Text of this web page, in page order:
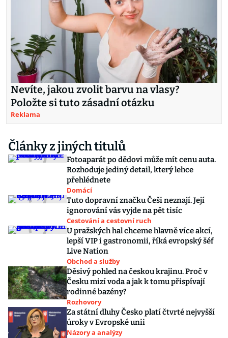
Nevíte, jakou zvolit barvu na vlasy?
Položte si tuto zásadní otázku
Reklama
Články z jiných titulů
Fotoaparát po dědovi může mít cenu auta.
Rozhoduje jediný detail, který lehce
přehlédnete
Domácí
Tuto dopravní značku Češi neznají. Její
ignorování vás vyjde na pět tisíc
Cestování a cestovní ruch
U pražských hal chceme hlavně více akcí,
lepší VIP i gastronomii, říká evropský šéf
Live Nation
Obchod a služby
Děsivý pohled na českou krajinu. Proč v
Česku mizí voda a jak k tomu přispívají
rodinné bazény?
Rozhovory
Za státní dluhy Česko platí čtvrté nejvyšší
úroky v Evropské unii
Názory a analýzy